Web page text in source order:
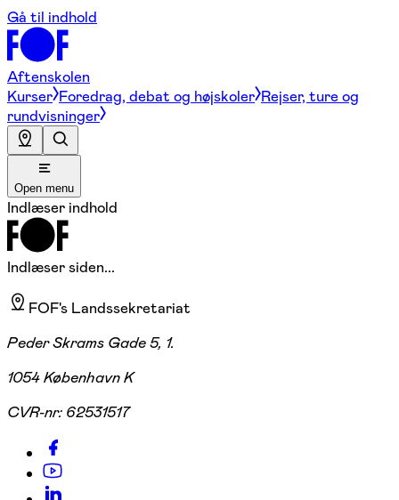
Gå til indhold
Aftenskolen
Kurser Foredrag, debat og højskoler Rejser, ture og
rundvisninger
Open menu
Indlæser indhold
Indlæser siden...
FOF's Landssekretariat
Peder Skrams Gade 5, 1.
1054 København K
CVR-nr: 62531517